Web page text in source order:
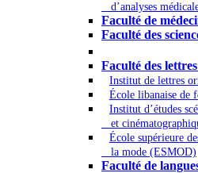
d’analyses
Faculté de
Faculté des
Faculté des
Institut de lettres
École libanaise de
Institut d’études
et
École supérieure
la mode (ESMOD)
Faculté de